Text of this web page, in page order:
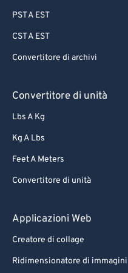
PST A EST
CST A EST
Convertitore di archivi
Convertitore di unità
Lbs A Kg
Kg A Lbs
Feet A Meters
Convertitore di unità
Applicazioni Web
Creatore di collage
Ridimensionatore di immagini